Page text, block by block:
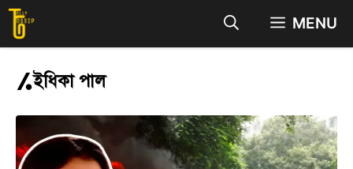
Skip
content
MENU
ইধিকা পাল